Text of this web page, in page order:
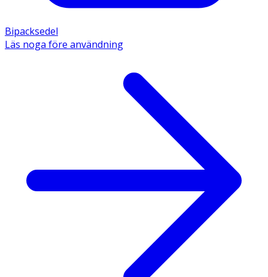
Bipacksedel
Läs noga före användning